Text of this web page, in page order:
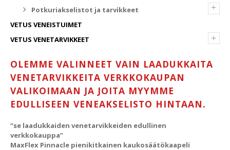
+
Potkuriakselistot ja tarvikkeet
VETUS VENEISTUIMET
+
VETUS VENETARVIKKEET
OLEMME VALINNEET VAIN LAADUKKAITA
VENETARVIKKEITA VERKKOKAUPAN
VALIKOIMAAN JA JOITA MYYMME
EDULLISEEN VENEAKSELISTO HINTAAN.
“se laadukkaiden venetarvikkeiden edullinen
verkkokauppa”
MaxFlex Pinnacle pienikitkainen kaukosäätökaapeli